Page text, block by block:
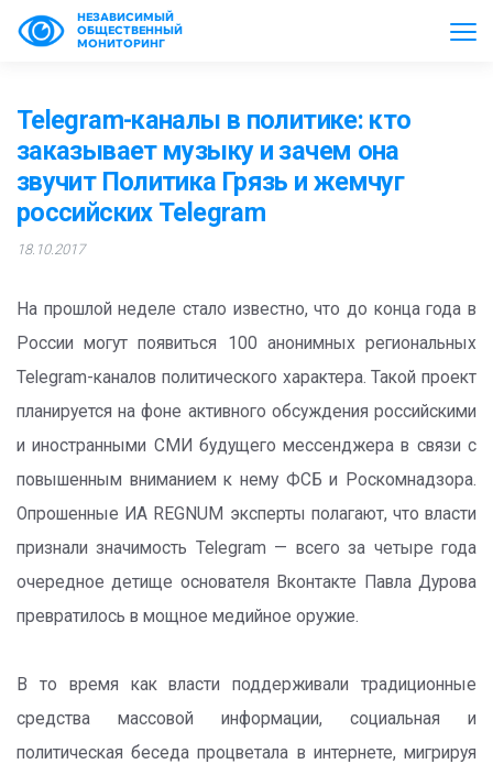
НЕЗАВИСИМЫЙ
ОБЩЕСТВЕННЫЙ
МОНИТОРИНГ
Telegram-каналы в политике: кто
заказывает музыку и зачем она
звучит Политика Грязь и жемчуг
российских Telegram
18.10.2017
На прошлой неделе стало известно, что до конца года в
России могут появиться 100 анонимных региональных
Telegram-каналов политического характера. Такой проект
планируется на фоне активного обсуждения российскими
и иностранными СМИ будущего мессенджера в связи с
повышенным вниманием к нему ФСБ и Роскомнадзора.
Опрошенные ИА REGNUM эксперты полагают, что власти
признали значимость Telegram — всего за четыре года
очередное детище основателя Вконтакте Павла Дурова
превратилось в мощное медийное оружие.
В то время как власти поддерживали традиционные
средства массовой информации, социальная и
политическая беседа процветала в интернете, мигрируя